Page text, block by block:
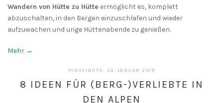
Wandern von Hütte zu Hütte ermöglicht es, komplett
abzuschalten, in den Bergen einzuschlafen und wieder
aufzuwachen und urige Hüttenabende zu genießen.
Mehr →
HIGHLIGHTS · 24. JANUAR 2019
2020
8 IDEEN FÜR (BERG-)VERLIEBTE IN
DEN ALPEN